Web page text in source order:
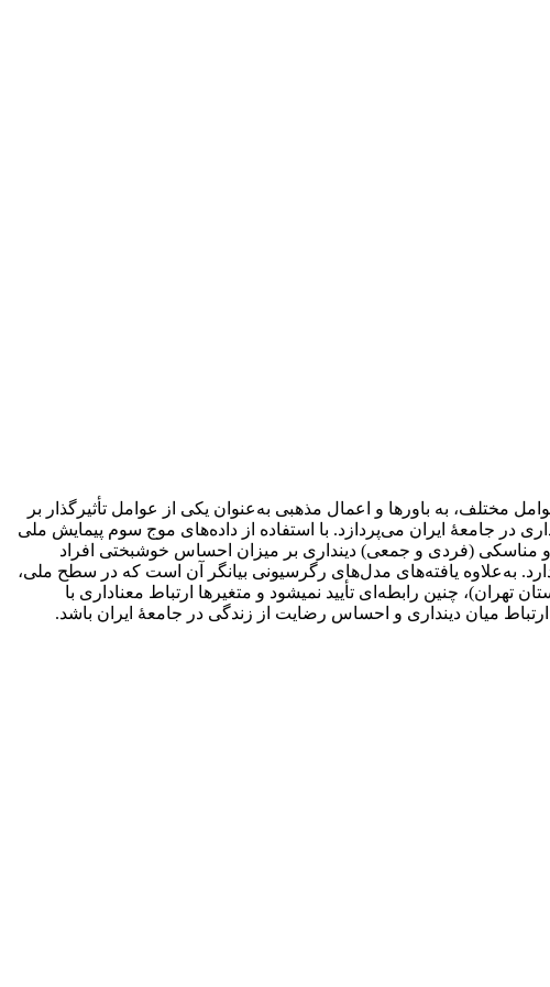
به باورها و اعمال مذهبی به‌عنوان یکی از عوامل تأثیرگذار بر
در جامعۀ ایران می‌پردازد. با استفاده از داده‌های موج سوم پیمایش ملی
و مناسکی (فردی و جمعی) دینداری بر میزان احساس خوشبختی افراد
به‌علاوه یافته‌های مدل‌های رگرسیونی بیانگر آن است که در سطح ملی،
تهران)، چنین رابطه‌ای تأیید نمی­شود و متغیرها ارتباط معناداری با
میان دینداری و احساس رضایت از زندگی در جامعۀ ایران باشد.